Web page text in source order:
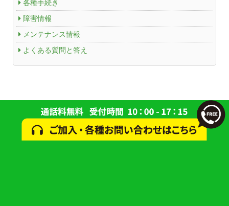
各種手続き
障害情報
メンテナンス情報
よくある質問と答え